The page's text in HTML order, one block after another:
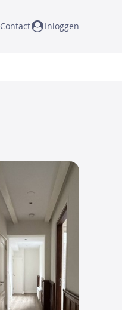
Contact Inloggen